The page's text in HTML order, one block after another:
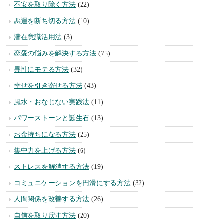
2 厄払いはどうするべきでしょうか
3 前厄は「金運と人間関係に注意する」年です
4 前厄は「ひらめきと人気運に恵まれる」年です
5 何事も気にしすぎは良くありません